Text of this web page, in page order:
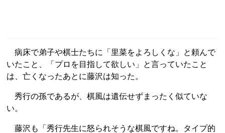
病床で弟子や棋士たちに「里菜をよろしくな」と頼んで
いたこと、「プロを目指して欲しい」と言っていたこと
は、亡くなったあとに藤沢は知った。
秀行の孫であるが、棋風は遺伝せずまったく似ていな
い。
藤沢も「秀行先生に怒られそうな棋風ですね。タイプ的